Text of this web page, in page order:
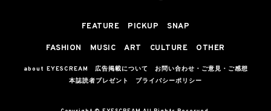
FEATURE PICKUP SNAP
FASHION MUSIC ART CULTURE OTHER
about EYESCREAM 広告掲載について
お問い合わせ・ご意見・ご感想
本誌読者プレゼント
プライバシーポリシー